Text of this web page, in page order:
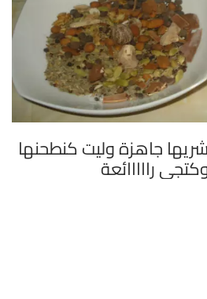
جاهزة وليت كنطحنها
رااااائعة